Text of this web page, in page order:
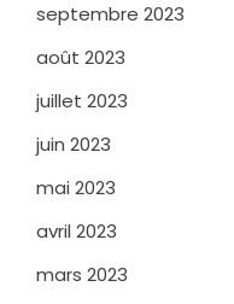
septembre 2023
août 2023
juillet 2023
juin 2023
mai 2023
avril 2023
mars 2023